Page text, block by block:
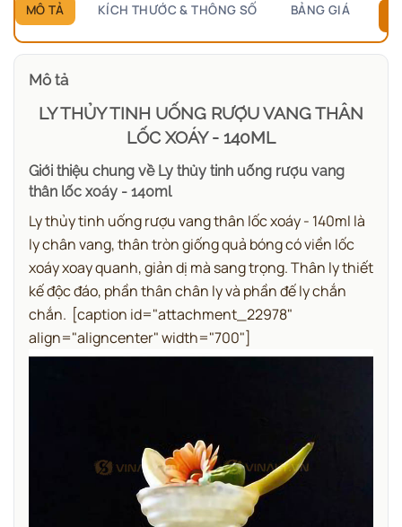
MÔ TẢ KÍCH THƯỚC & THÔNG SỐ BẢNG GIÁ
Mô tả
LY THỦY TINH UỐNG RƯỢU VANG THÂN
LỐC XOÁY - 140ML
Giới thiệu chung về Ly thủy tinh uống rượu vang
thân lốc xoáy - 140ml
Ly thủy tinh uống rượu vang thân lốc xoáy - 140ml là
ly chân vang, thân tròn giống quả bóng có viền lốc
xoáy xoay quanh, giản dị mà sang trọng. Thân ly thiết
kế độc đáo, phần thân chân ly và phần đế ly chắn
chắn. [caption id="attachment_22978"
align="aligncenter" width="700"]